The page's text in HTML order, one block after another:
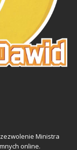
Ministra
online.